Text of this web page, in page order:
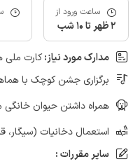
ساعت ورود از
2 ظهر تا 10 شب
مدارک مورد نیاز:کارت ملی
برگزاری جشن کوچک با
همراه داشتن حیوان
استعمال دخانیات (سیگار،
سایر مقررات :